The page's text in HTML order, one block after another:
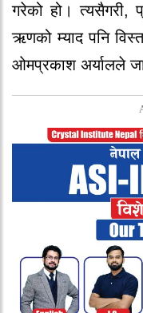
गरेको हो। त्यसैगरी,
ऋणको म्याद पनि
ओमप्रकाश अर्यालले